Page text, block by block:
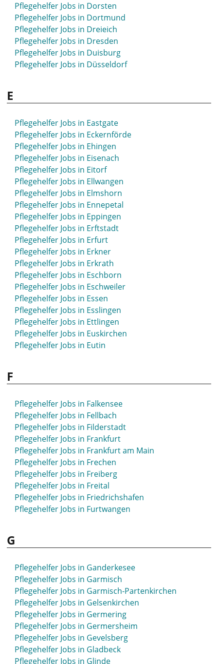
Pflegehelfer Jobs in Dorsten
Pflegehelfer Jobs in Dortmund
Pflegehelfer Jobs in Dreieich
Pflegehelfer Jobs in Dresden
Pflegehelfer Jobs in Duisburg
Pflegehelfer Jobs in Düsseldorf
E
Pflegehelfer Jobs in Eastgate
Pflegehelfer Jobs in Eckernförde
Pflegehelfer Jobs in Ehingen
Pflegehelfer Jobs in Eisenach
Pflegehelfer Jobs in Eitorf
Pflegehelfer Jobs in Ellwangen
Pflegehelfer Jobs in Elmshorn
Pflegehelfer Jobs in Ennepetal
Pflegehelfer Jobs in Eppingen
Pflegehelfer Jobs in Erftstadt
Pflegehelfer Jobs in Erfurt
Pflegehelfer Jobs in Erkner
Pflegehelfer Jobs in Erkrath
Pflegehelfer Jobs in Eschborn
Pflegehelfer Jobs in Eschweiler
Pflegehelfer Jobs in Essen
Pflegehelfer Jobs in Esslingen
Pflegehelfer Jobs in Ettlingen
Pflegehelfer Jobs in Euskirchen
Pflegehelfer Jobs in Eutin
F
Pflegehelfer Jobs in Falkensee
Pflegehelfer Jobs in Fellbach
Pflegehelfer Jobs in Filderstadt
Pflegehelfer Jobs in Frankfurt
Pflegehelfer Jobs in Frankfurt am Main
Pflegehelfer Jobs in Frechen
Pflegehelfer Jobs in Freiberg
Pflegehelfer Jobs in Freital
Pflegehelfer Jobs in Friedrichshafen
Pflegehelfer Jobs in Furtwangen
G
Pflegehelfer Jobs in Ganderkesee
Pflegehelfer Jobs in Garmisch
Pflegehelfer Jobs in Garmisch-Partenkirchen
Pflegehelfer Jobs in Gelsenkirchen
Pflegehelfer Jobs in Germering
Pflegehelfer Jobs in Germersheim
Pflegehelfer Jobs in Gevelsberg
Pflegehelfer Jobs in Gladbeck
Pflegehelfer Jobs in Glinde